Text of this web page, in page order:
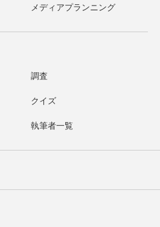
メディアプランニング
調査
クイズ
執筆者一覧